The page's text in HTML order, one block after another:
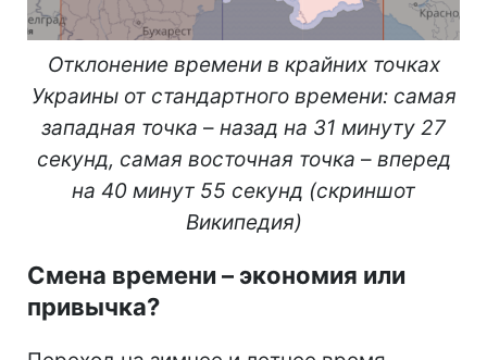
Отклонение времени в крайних точках
Украины от стандартного времени: самая
западная точка – назад на 31 минуту 27
секунд, самая восточная точка –вперед
на 40 минут 55 секунд (скриншот
Википедия)
Смена времени – экономия или
привычка?